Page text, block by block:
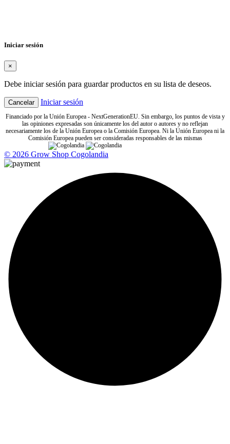
Iniciar sesión
×
Debe iniciar sesión para guardar productos en su lista de deseos.
Cancelar Iniciar sesión
Financiado por la Unión Europea - NextGenerationEU. Sin embargo, los puntos de vista y
las opiniones expresadas son únicamente los del autor o autores y no reflejan
necesariamente los de la Unión Europea o la Comisión Europea. Ni la Unión Europea ni la
Comisión Europea pueden ser consideradas responsables de las mismas
© 2026 Grow Shop Cogolandia